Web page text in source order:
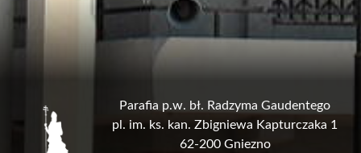
Parafia p.w. bł. Radzyma Gaudentego
pl. im. ks. kan. Zbigniewa Kapturczaka 1
62-200 Gniezno